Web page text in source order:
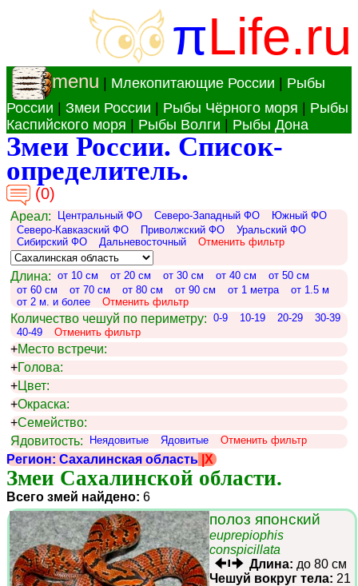
πLife.ru
menu Млекопитающие России
Рыбы
России
Змеи России Рыбы Чёрного моря
Рыбы
Каспийского моря
Рыбы Волги Рыбы Дона
Змеи России. Список-
определитель.
(0)
Ареал: Центральный ФО Северо-Западный ФО
Южный ФО
Северо-Кавказский ФО
Приволжский ФО
Уральский ФО
Сибирский ФО
Дальневосточный Отменить фильтр
Длина: от 10 см от 20 см от 30 см от 40 см
от 50 см
от 60 см
от 70 см от 80 см от 90 см от 1 метра
от 1.5 м
от 2 м. и более
Отменить фильтр
Количество чешуй по периметру: 0-9 10-19 20-29
30-39
40-49
Отменить фильтр
+Место встречи:
+Голова:
+Цвет:
+Окраска:
+Семейство:
Ядовитость:
Неядовитые Ядовитые Отменить фильтр
Регион: Сахалинская область |X
Змеи Сахалинской области.
Всего змей найдено: 6
полоз японский
euprepiophis
conspicillata
Длина: до 80 см
Чешуй вокруг тела: 21